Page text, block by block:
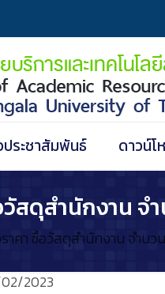
ประชาสัมพันธ์ ดาวน์โ
สดุสำนักงาน จ
าคา ซื้อวัสดุสำนักงาน จำนว
2023